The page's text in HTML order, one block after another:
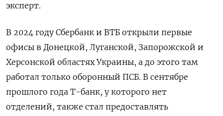
эксперт.
В 2024 году Сбербанк и ВТБ открыли первые
офисы в Донецкой, Луганской, Запорожской и
Херсонской областях Украины, а до этого там
работал только оборонный ПСБ. В сентябре
прошлого года Т-банк, у которого нет
отделений, также стал предоставлять